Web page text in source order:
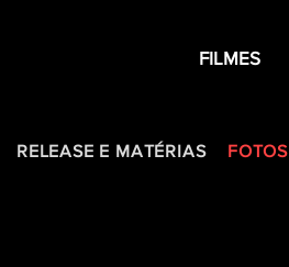
FILMES
RELEASE E MATÉRIAS FOTOS